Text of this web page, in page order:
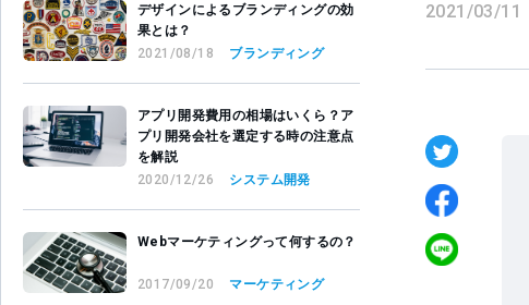
2021/03/11
デザインによるブランディングの効
果とは？
2021/08/18
ブランディング
アプリ開発費用の相場はいくら？ア
プリ開発会社を選定する時の注意点
を解説
2020/12/26
システム開発
Webマーケティングって何するの？
2017/09/20 マーケティング